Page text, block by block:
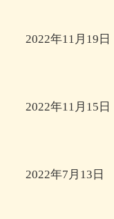
2022年11月19日
2022年11月15日
2022年7月13日